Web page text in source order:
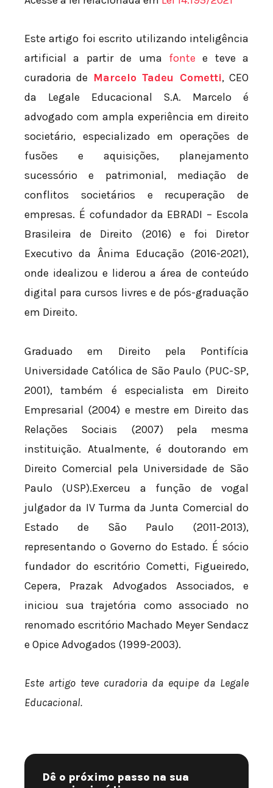
Este artigo foi escrito utilizando inteligência
artificial a partir de uma fonte e teve a
curadoria de Marcelo Tadeu Cometti, CEO
da Legale Educacional S.A. Marcelo é
advogado com ampla experiência em direito
societário, especializado em operações de
fusões e aquisições, planejamento
sucessório e patrimonial, mediação de
conflitos societários e recuperação de
empresas. É cofundador da EBRADI – Escola
Brasileira de Direito (2016) e foi Diretor
Executivo da Ânima Educação (2016-2021),
onde idealizou e liderou a área de conteúdo
digital para cursos livres e de pós-graduação
em Direito.
Graduado em Direito pela Pontifícia
Universidade Católica de São Paulo (PUC-SP,
2001), também é especialista em Direito
Empresarial (2004) e mestre em Direito das
Relações Sociais (2007) pela mesma
instituição. Atualmente, é doutorando em
Direito Comercial pela Universidade de São
Paulo (USP).Exerceu a função de vogal
julgador da IV Turma da Junta Comercial do
Estado de São Paulo (2011-2013),
representando o Governo do Estado. É sócio
fundador do escritório Cometti, Figueiredo,
Cepera, Prazak Advogados Associados, e
iniciou sua trajetória como associado no
renomado escritório Machado Meyer Sendacz
e Opice Advogados (1999-2003).
Este artigo teve curadoria da equipe da Legale
Educacional.
Dê o próximo passo na sua